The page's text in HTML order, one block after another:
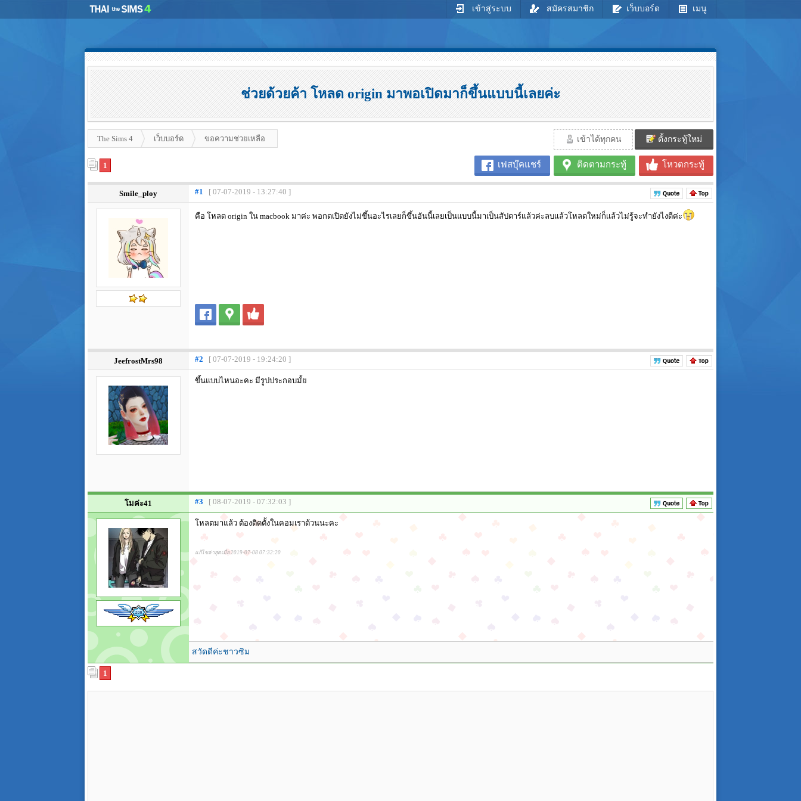
เข้าสู่ระบบ สมัครสมาชิก เว็บบอร์ด เมนู
ช่วยด้วยค้า โหลด origin มาพอเปิดมาก็ขึ้นแบบนี้เลยค่ะ
The Sims 4 เว็บบอร์ด ขอความช่วยเหลือ เข้าได้ทุกคน ตั้งกระทู้ใหม่
เฟสบุ๊คแชร์ ติดตามกระทู้ โหวตกระทู้
1
Smile_ploy #1 [ 07-07-2019 - 13:27:40 ]
คือ โหลด origin ใน macbook มาค่ะ พอกดเปิดยังไม่ขึ้นอะไรเลยก็ขึ้นอันนี้เลยเป็นแบบนี้มาเป็นสัปดาร์เเล้วค่ะลบเเล้วโหลดใหม่ก็เเล้วไม่รู้จะทำยังไงดีค่ะ
JeefrostMrs98 #2 [ 07-07-2019 - 19:24:20 ]
ขึ้นแบบไหนอะคะ มีรูปประกอบมั้ย
โมค่ะ41 #3 [ 08-07-2019 - 07:32:03 ]
โหลตมาแล้ว ต้องติดตั้งในคอมเราด้วนนะคะ
แก้ไขล่าสุดเมื่อ 2019-07-08 07:32:20
สวัดดีค่ะชาวซิม
1